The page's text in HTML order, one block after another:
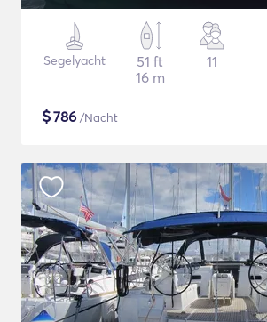
Segelyacht
51 ft
16 m
11
$786 /Nacht